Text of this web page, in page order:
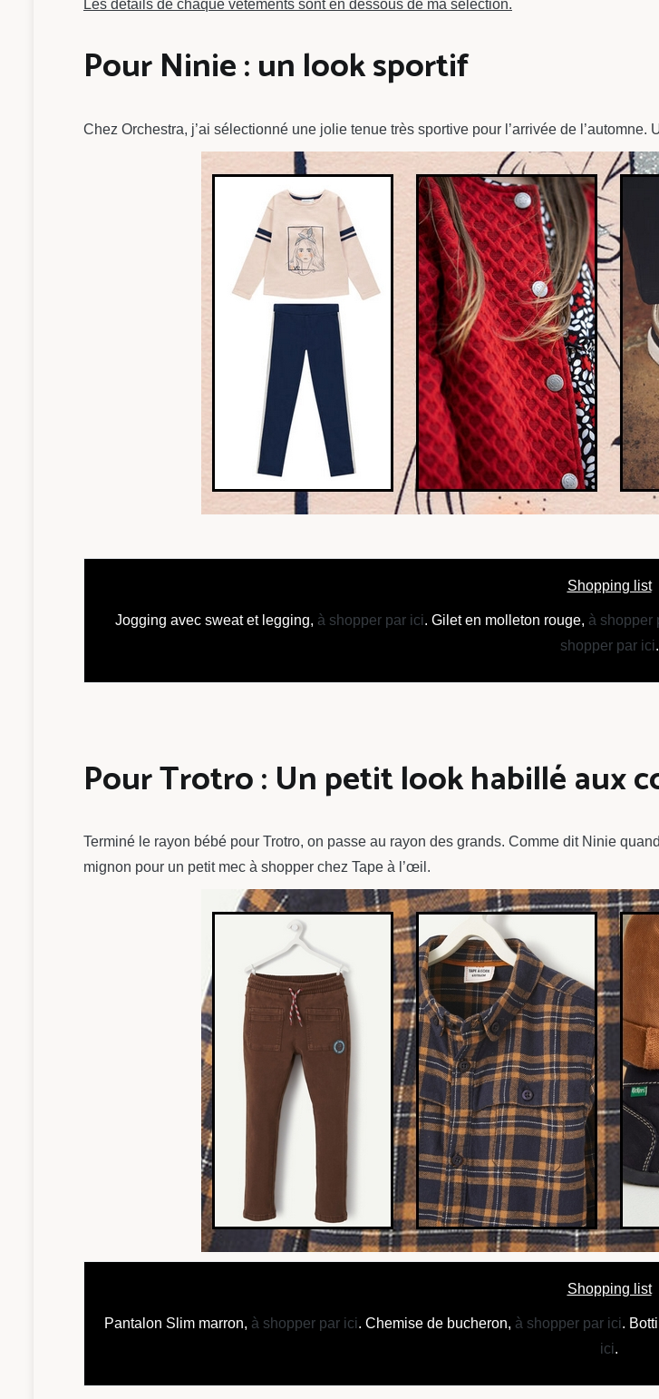
Les détails de chaque vêtements sont en dessous de ma sélection.
Pour Ninie : un look sportif
Chez Orchestra, j’ai sélectionné une jolie tenue très sportive pour l’arrivée de
Shopping list
Jogging avec sweat et legging, à shopper par ici. Gilet en molleton rouge, à shopper
shopper par ici.
Pour Trotro : Un petit look habillé aux
Terminé le rayon bébé pour Trotro, on passe au rayon des grands. Comme dit Ninie
mignon pour un petit mec à shopper chez Tape à l’œil.
Shopping list
Pantalon Slim marron, à shopper par ici. Chemise de bucheron, à shopper par ici.
ici.